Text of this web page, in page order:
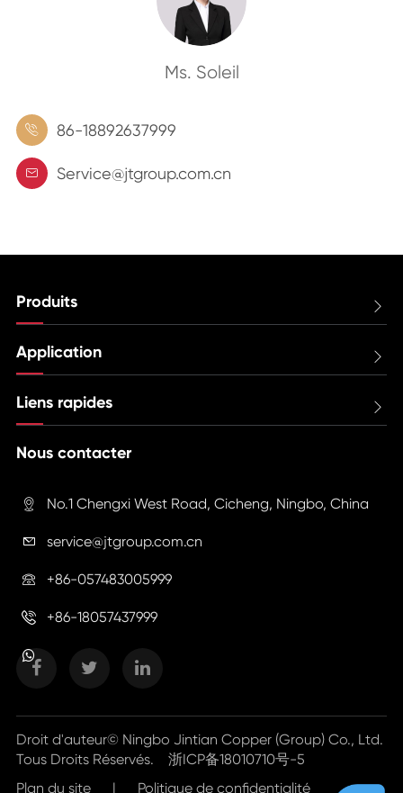
Ms. Soleil
 86-18892637999
 Service@jtgroup.com.cn
Produits 
Application 
Liens rapides 
Nous contacter
 No.1 Chengxi West Road, Cicheng, Ningbo, China
 service@jtgroup.com.cn
 +86-057483005999
 +86-18057437999
Droit d'auteur© Ningbo Jintian Copper (Group) Co., Ltd.
Tous Droits Réservés. 浙ICP备18010710号-5
Plan du site
| Politique de confidentialité